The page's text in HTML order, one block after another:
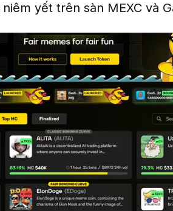
yết trên sàn MEXC và